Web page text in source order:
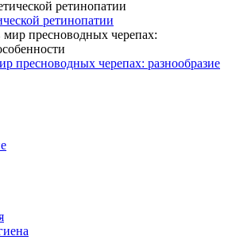
ретинопатии
пресноводных черепах: разнообразие